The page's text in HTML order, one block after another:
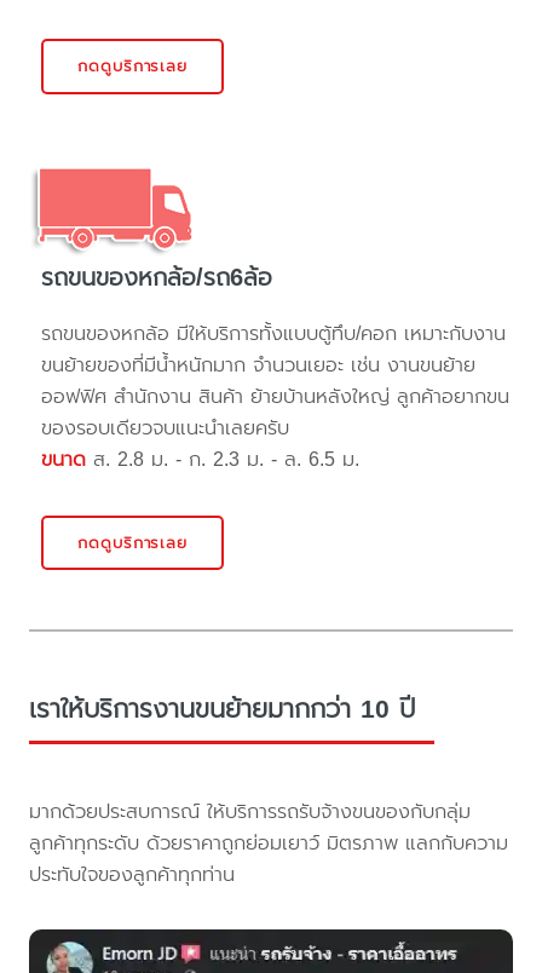
กดดูบริการเลย
รถขนของหกล้อ/รถ6ล้อ
รถขนของหกล้อ มีให้บริการทั้งแบบตู้ทึบ/คอก เหมาะกับงาน
ขนย้ายของที่มีน้ำหนักมาก จำนวนเยอะ เช่น งานขนย้าย
ออฟฟิศ สำนักงาน สินค้า ย้ายบ้านหลังใหญ่ ลูกค้าอยากขน
ของรอบเดียวจบแนะนำเลยครับ
ขนาด ส. 2.8 ม. - ก. 2.3 ม. - ล. 6.5 ม.
กดดูบริการเลย
เราให้บริการงานขนย้ายมากกว่า 10 ปี
มากด้วยประสบการณ์ ให้บริการรถรับจ้างขนของกับกลุ่ม
ลูกค้าทุกระดับ ด้วยราคาถูกย่อมเยาว์ มิตรภาพ แลกกับความ
ประทับใจของลูกค้าทุกท่าน